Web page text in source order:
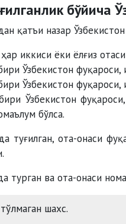
бўйича
қатъи назар
иккиси ёки ёлғиз
Ўзбекистон
Ўзбекистон
Ўзбекистон
бўлса.
туғилган, ота-онаси
турган ва ота-онаси
шахс.